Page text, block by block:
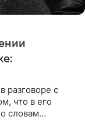
разговоре с
что в его
словам